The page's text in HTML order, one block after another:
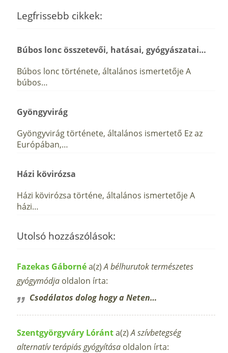
Legfrissebb cikkek:
Búbos lonc összetevői, hatásai, gyógyászatai…
Búbos lonc története, általános ismertetője A
búbos…
Gyöngyvirág
Gyöngyvirág története, általános ismertető Ez az
Európában,…
Házi kövirózsa
Házi kövirózsa történe, általános ismertetője A
házi…
Utolsó hozzászólások:
Fazekas Gábornéa(z)A bélhurutok természetes
gyógymódja oldalon írta:
Csodálatos dolog hogy a Neten…
Szentgyörgyváry Lóránta(z)A szívbetegség
alternatív terápiás gyógyítása oldalon írta: